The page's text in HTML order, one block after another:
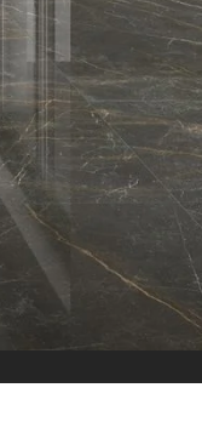
روابط سريعة
من نحن
المتجر
تواصل معنا